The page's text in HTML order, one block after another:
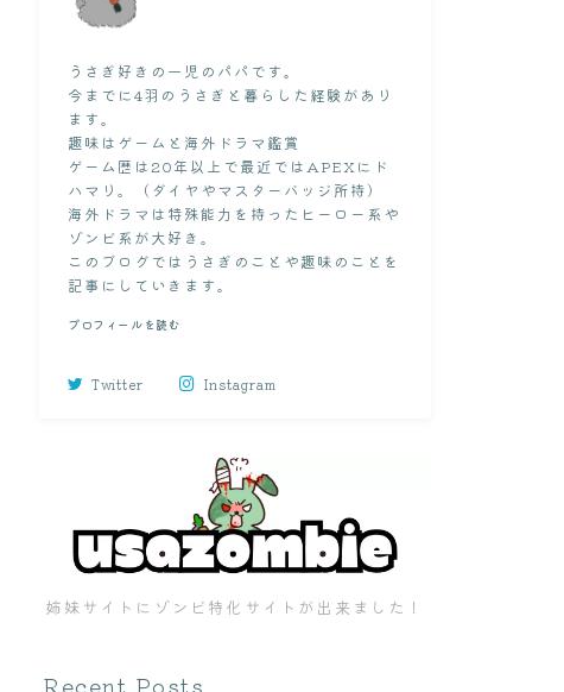
うさぎ好きの一児のパパです。
今までに4羽のうさぎと暮らした経験があり
ます。
趣味はゲームと海外ドラマ鑑賞
ゲーム歴は20年以上で最近ではAPEXにド
ハマり。（ダイヤやマスターバッジ所持）
海外ドラマは特殊能力を持ったヒーロー系や
ゾンビ系が大好き。
このブログではうさぎのことや趣味のことを
記事にしていきます。
プロフィールを読む
Twitter Instagram
姉妹サイトにゾンビ特化サイトが出来ました！
Recent Posts